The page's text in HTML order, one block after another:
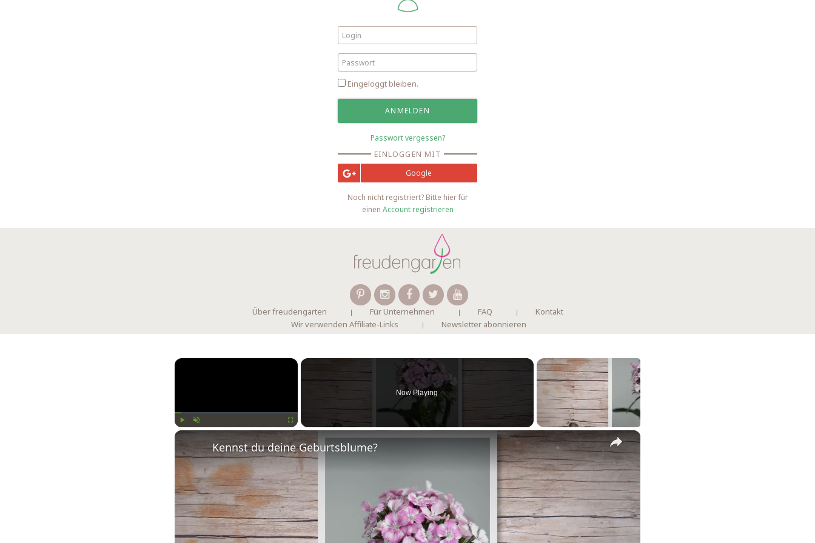
Eingeloggt bleiben.
Passwort vergessen?
EINLOGGEN MIT
Google
Noch nicht registriert? Bitte hier für
einen Account registrieren
Über freudengarten Für Unternehmen FAQ
Kontakt
Wir verwenden Affiliate-Links
Newsletter abonnieren
×
Now Playing
×
Kennst du deine Geburtsblume?